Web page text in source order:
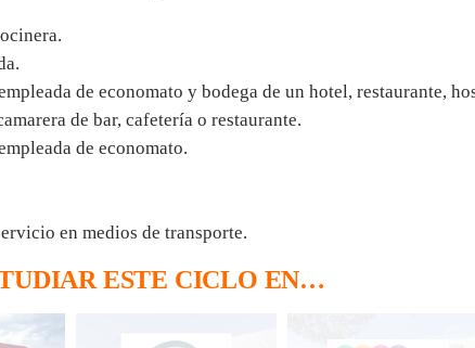
de economato y bodega de un hotel, restaurante,
de bar, cafetería o restaurante.
de economato.
en medios de transporte.
ESTE CICLO EN…